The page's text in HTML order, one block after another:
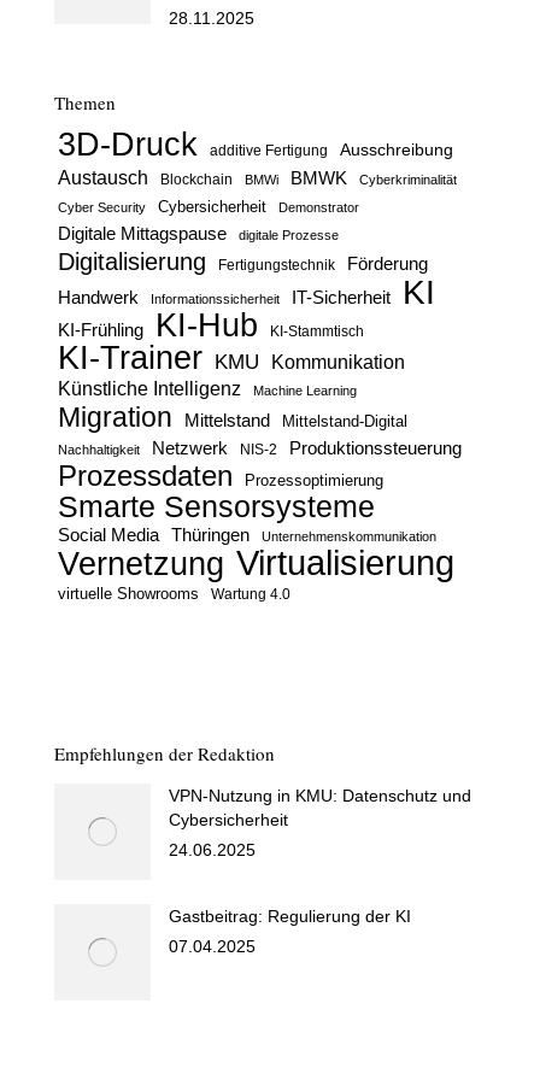
28.11.2025
Themen
3D-Druck additive Fertigung Ausschreibung
Austausch Blockchain BMWi BMWK
Cyberkriminalität
Cyber Security
Cybersicherheit Demonstrator
Digitale Mittagspause digitale Prozesse
Digitalisierung Fertigungstechnik Förderung
Handwerk Informationssicherheit IT-Sicherheit KI
KI-Frühling KI-Hub KI-Stammtisch
KI-Trainer KMU
Kommunikation
Künstliche Intelligenz
Machine Learning
Migration Mittelstand Mittelstand-Digital
Nachhaltigkeit Netzwerk NIS-2 Produktionssteuerung
Prozessdaten Prozessoptimierung
Smarte Sensorsysteme
Social Media Thüringen Unternehmenskommunikation
Vernetzung Virtualisierung
virtuelle Showrooms Wartung 4.0
Empfehlungen der Redaktion
VPN-Nutzung in KMU: Datenschutz und
Cybersicherheit
24.06.2025
Gastbeitrag: Regulierung der KI
07.04.2025